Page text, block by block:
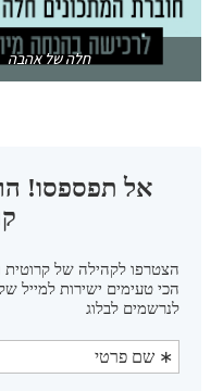
חלה של אהבה